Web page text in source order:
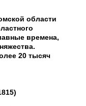
области
времена,
20 тысяч